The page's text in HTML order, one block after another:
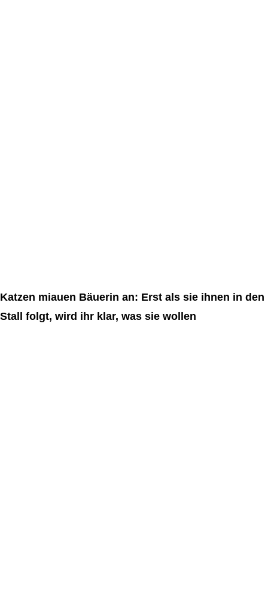
Katzen miauen Bäuerin an: Erst als sie ihnen in den
Stall folgt, wird ihr klar, was sie wollen